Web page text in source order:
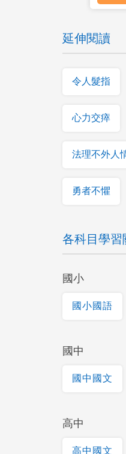
延伸閱讀
令人髮指
心力交瘁
法理不外人
勇者不懼
各科目學習
國小
國小國語
國中
國中國文
高中
高中國文